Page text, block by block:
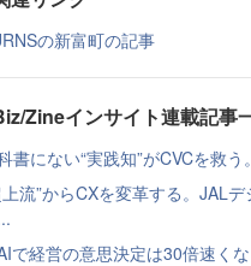
の新富町の記事
Zineインサイト連載記事
書にない“実践知”がCVCを救
上流”からCXを変革する。JAL
AIで経営の意思決定は30倍速く